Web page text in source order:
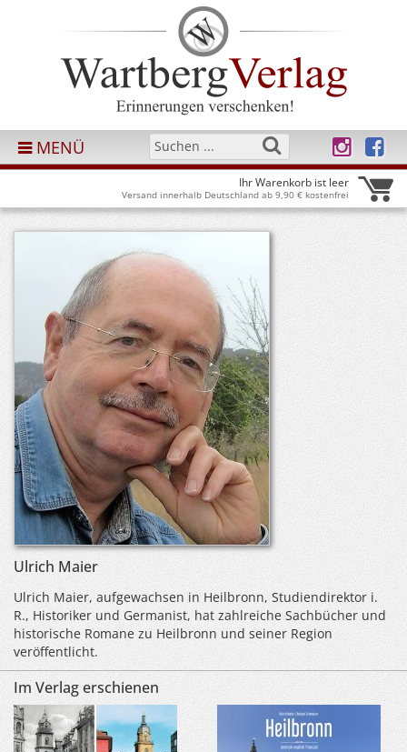
MENÜ
Ihr Warenkorb ist leer
Versand innerhalb Deutschland ab 9,90 € kostenfrei
Ulrich Maier
Ulrich Maier, aufgewachsen in Heilbronn, Studiendirektor i.
R., Historiker und Germanist, hat zahlreiche Sachbücher und
historische Romane zu Heilbronn und seiner Region
veröffentlicht.
Im Verlag erschienen